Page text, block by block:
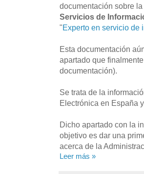
documentación sobre
Servicios de
"Experto en servicio de
Esta documentación
apartado que
documentación).
Se trata de la
Electrónica en España
Dicho apartado con la
objetivo es dar una
acerca de la
Leer más »